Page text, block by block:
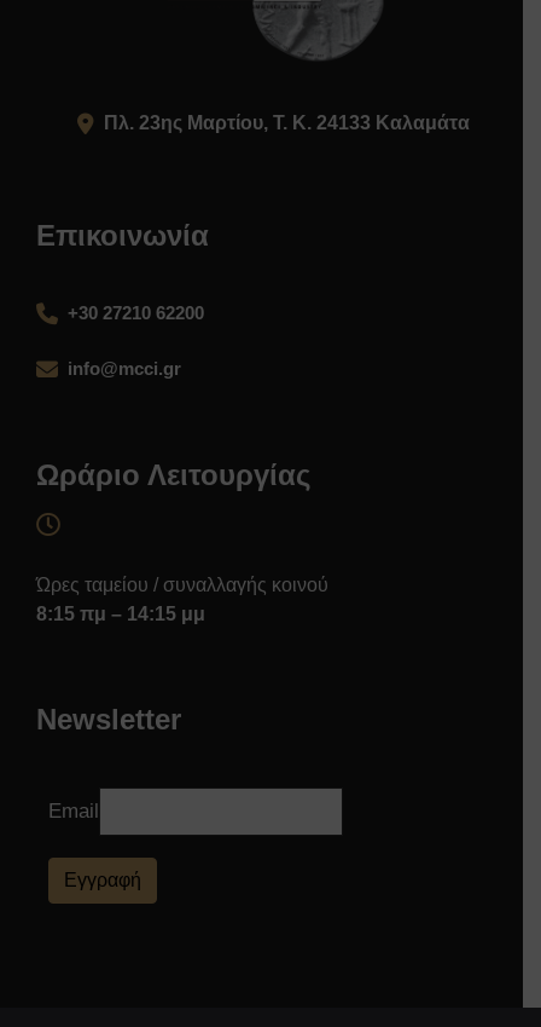
Πλ. 23ης Μαρτίου, Τ. Κ. 24133 Καλαμάτα
Επικοινωνία
+30 27210 62200
info@mcci.gr
Ωράριο Λειτουργίας
Ώρες ταμείου / συναλλαγής κοινού
8:15 πμ – 14:15 μμ
Newsletter
Email
Εγγραφή